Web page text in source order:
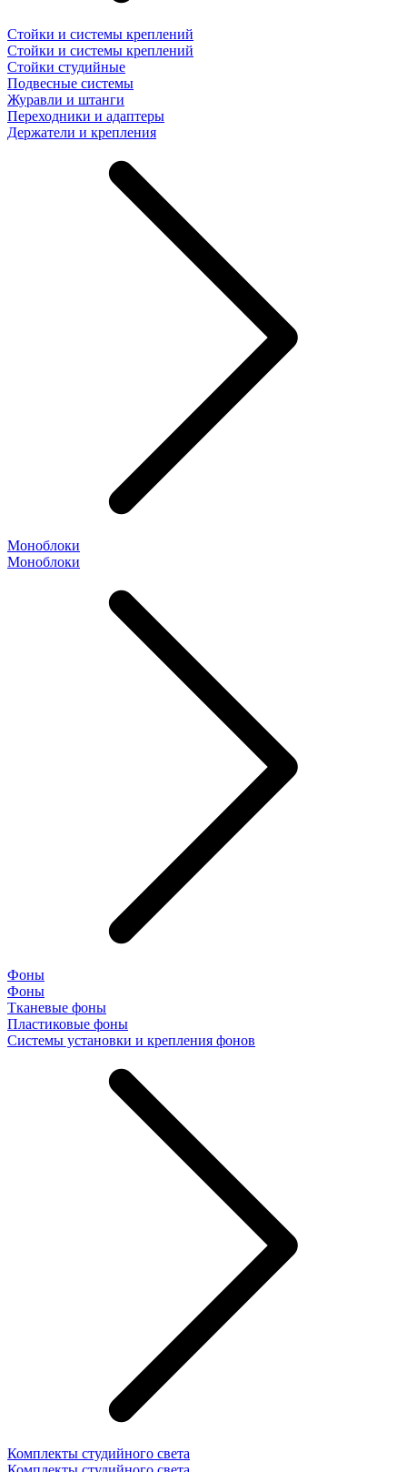
Стойки и системы креплений
Стойки и системы креплений
Стойки студийные
Подвесные системы
Журавли и штанги
Переходники и адаптеры
Держатели и крепления
Моноблоки
Моноблоки
Фоны
Фоны
Тканевые фоны
Пластиковые фоны
Системы установки и крепления фонов
Комплекты студийного света